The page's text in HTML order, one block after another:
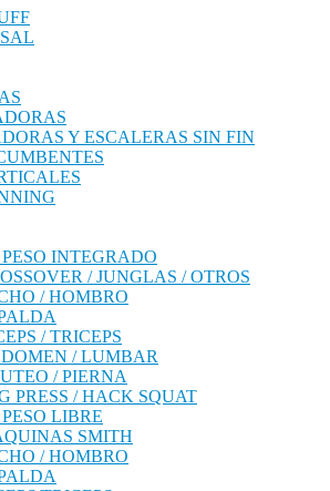
Y ESCALERAS SIN FIN
INTEGRADO
/ JUNGLAS / OTROS
/ HOMBRO
/ TRICEPS
/ LUMBAR
/ PIERNA
PRESS / HACK SQUAT
LIBRE
SMITH
/ HOMBRO